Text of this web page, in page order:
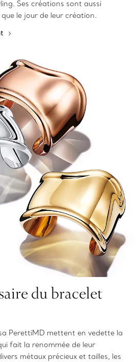
Ses créations sont aussi
le jour de leur création.
du bracelet
PerettiMD mettent en vedette la
fait la renommée de leur
métaux précieux et tailles, les